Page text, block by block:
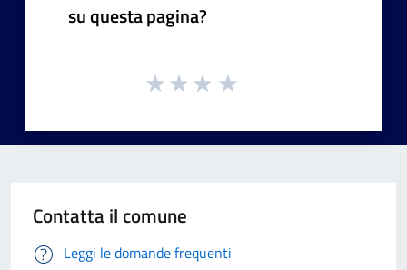
su questa pagina?
Contatta il comune
Leggi le domande frequenti